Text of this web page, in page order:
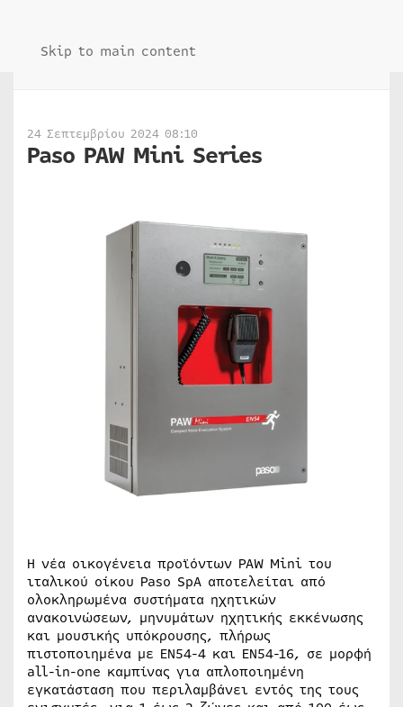
Skip to main content
24 Σεπτεμβρίου 2024 08:10
Paso PAW Mini Series
Η νέα οικογένεια προϊόντων PAW Mini του
ιταλικού οίκου Paso SpA αποτελείται από
ολοκληρωμένα συστήματα ηχητικών
ανακοινώσεων, μηνυμάτων ηχητικής εκκένωσης
και μουσικής υπόκρουσης, πλήρως
πιστοποιημένα με EN54-4 και EN54-16, σε μορφή
all-in-one καμπίνας για απλοποιημένη
εγκατάσταση που περιλαμβάνει εντός της τους